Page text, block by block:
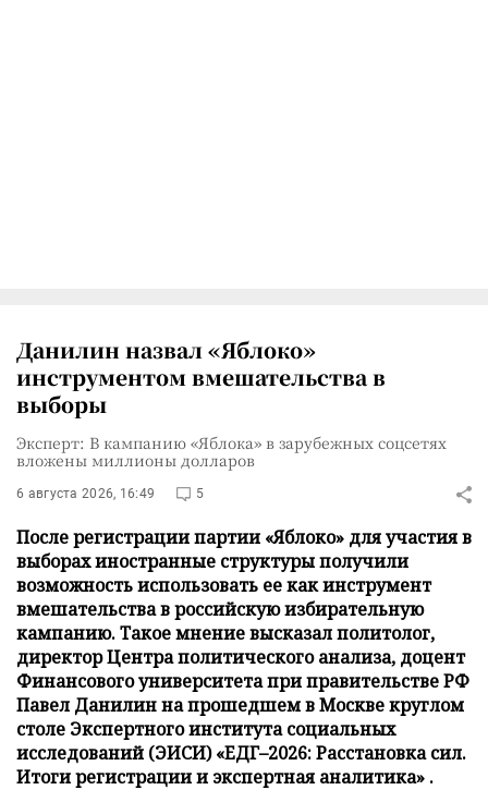
Данилин назвал «Яблоко»
инструментом вмешательства в
выборы
Эксперт: В кампанию «Яблока» в зарубежных соцсетях
вложены миллионы долларов
6 августа 2026, 16:49 5
После регистрации партии «Яблоко» для участия в
выборах иностранные структуры получили
возможность использовать ее как инструмент
вмешательства в российскую избирательную
кампанию. Такое мнение высказал политолог,
директор Центра политического анализа, доцент
Финансового университета при правительстве РФ
Павел Данилин на прошедшем в Москве круглом
столе Экспертного института социальных
исследований (ЭИСИ) «ЕДГ–2026: Расстановка сил.
Итоги регистрации и экспертная аналитика» .